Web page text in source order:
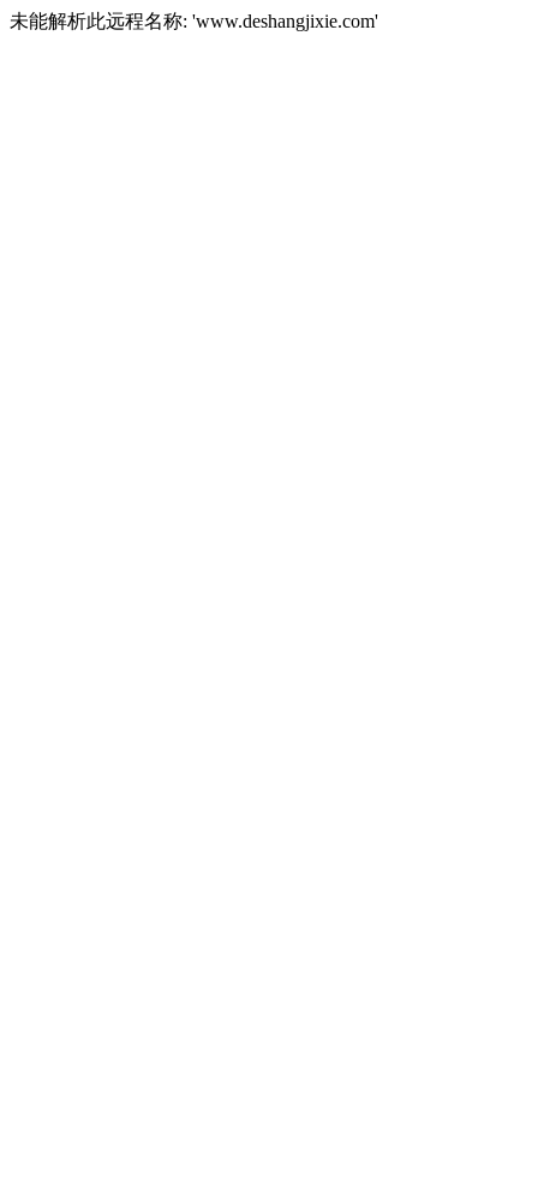
未能解析此远程名称: 'www.deshangjixie.com'